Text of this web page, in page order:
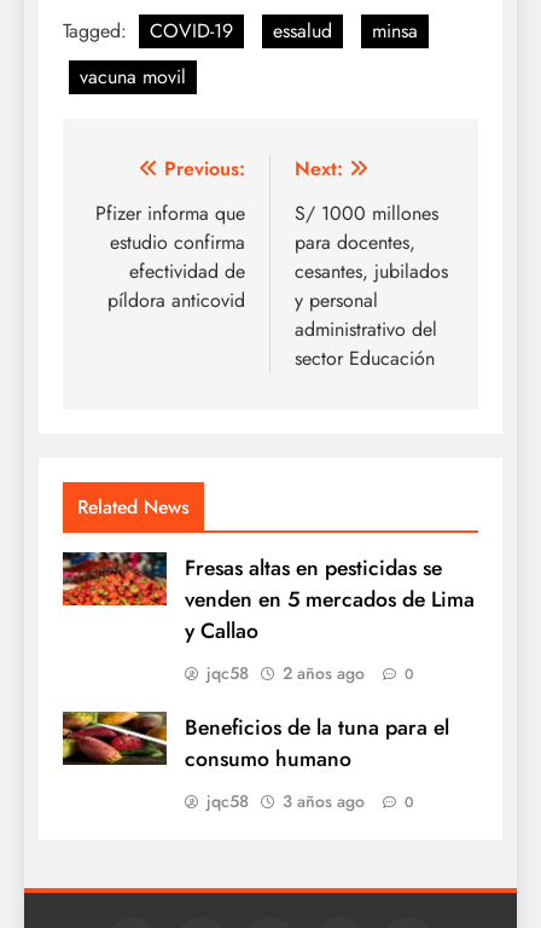
Tagged: COVID-19 essalud
minsa
vacuna movil
Navegación
de
entradas
Previous:
Pfizer informa que
estudio confirma
efectividad de
píldora anticovid
Next:
S/ 1000 millones
para docentes,
cesantes, jubilados
y personal
administrativo del
sector Educación
Related News
Fresas altas en pesticidas se
venden en 5 mercados de Lima
y Callao
jqc58 2 años ago 0
Beneficios de la tuna para el
consumo humano
jqc58 3 años ago 0